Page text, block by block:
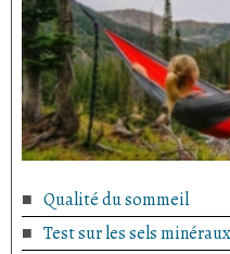
Qualité du sommeil
Test sur les sels minéraux